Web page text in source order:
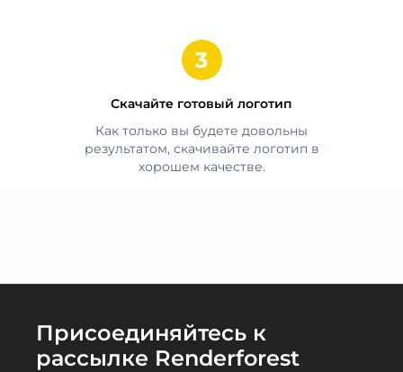
Скачайте готовый логотип
Как только вы будете довольны
результатом, скачивайте логотип в
хорошем качестве.
Присоединяйтесь к
рассылке Renderforest